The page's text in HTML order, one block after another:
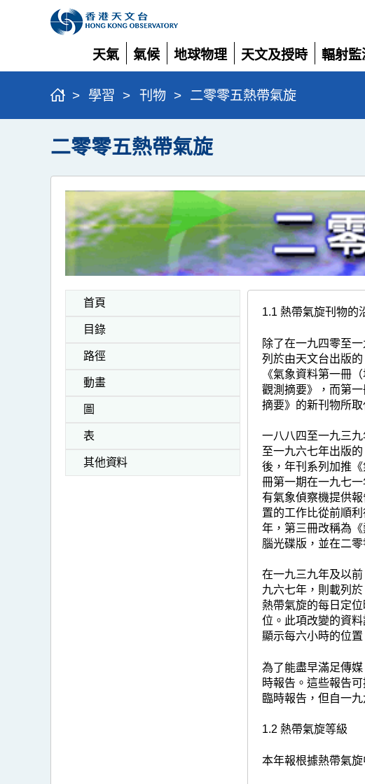
天氣
展
開
氣候
展
開
地球物理
展
開
天文及授時
展
開
輻射監
展
> 學習 > 刊物 > 二零零五熱帶氣旋
二零零五熱帶氣旋
首頁
目錄
路徑
動畫
圖
表
其他資料
1.1 熱帶氣旋刊物的
除了在一九四零至
列於由天文台出版
《氣象資料第一冊
觀測摘要》，而第
摘要》的新刊物所
一八八四至一九三
至一九六七年出版
後，年刊系列加推
冊第一期在一九七
有氣象偵察機提供
置的工作比從前順
年，第三冊改稱為
腦光碟版，並在二
在一九三九年及以
九六七年，則載列
熱帶氣旋的每日定
位。此項改變的資
顯示每六小時的位置
為了能盡早滿足傳
時報告。這些報告
臨時報告，但自一
1.2 熱帶氣旋等級
本年報根據熱帶氣